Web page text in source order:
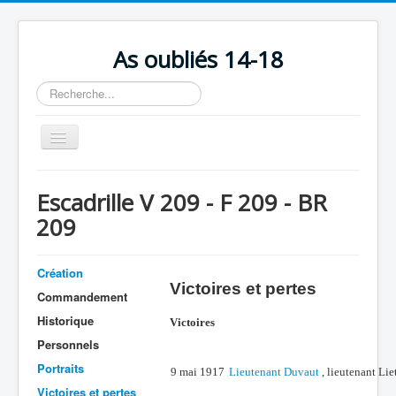
As oubliés 14-18
Rechercher
Basculer
la
Chronologie
Escadrilles
Organisation
Avions
Personnels
Formation
Doctrines
Escadrille V 209 - F 209 - BR
209
Création
Commandement
Historique
Personnels
Portraits
Victoires et pertes
Victoires et pertes
Victoires
9 mai 1917 Lieutenant Duvaut , lieutenant